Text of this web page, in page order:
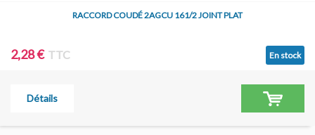
RACCORD COUDÉ 2AGCU 161/2 JOINT PLAT
2,28 € TTC En stock
Détails